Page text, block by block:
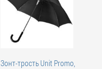
Зонт-трость Unit Promo,